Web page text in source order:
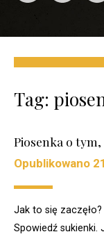
Tag:
Piosenka o
Opublikowano
Jak to się zaczęło?
Spowiedź sukienki.